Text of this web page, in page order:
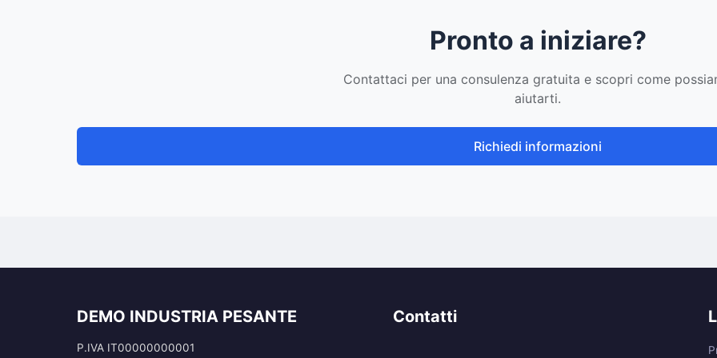
Pronto a iniziare?
Contattaci per una consulenza gratuita e scopri come
aiutarti.
Richiedi informazioni
DEMO INDUSTRIA PESANTE
P.IVA IT00000000001
Contatti